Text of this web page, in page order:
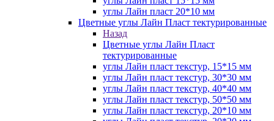
углы Лайн пласт 20*10 мм
Цветные углы Лайн Пласт тектурированные
Назад
Цветные углы Лайн Пласт
тектурированные
углы Лайн пласт текстур, 15*15 мм
углы Лайн пласт текстур, 30*30 мм
углы Лайн пласт текстур, 40*40 мм
углы Лайн пласт текстур, 50*50 мм
углы Лайн пласт текстур, 20*10 мм